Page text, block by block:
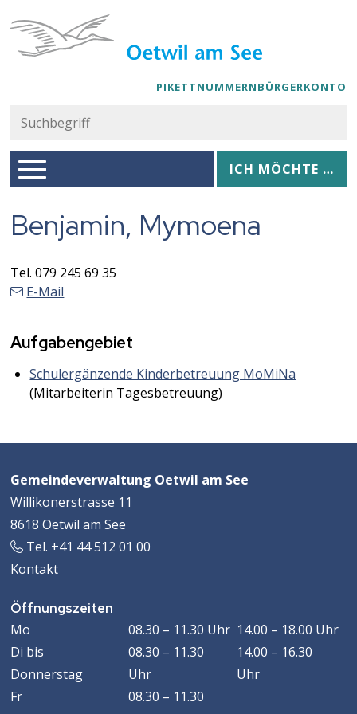
Navigieren in Oetwil am See
PIKETTNUMMERNBÜRGERKONTO
Suchbegriff
Hauptnavigation Ich möchte …
ICH MÖCHTE …
Benjamin, Mymoena
Tel. 079 245 69 35
E-Mail
Aufgabengebiet
Schulergänzende Kinderbetreuung MoMiNa
(Mitarbeiterin Tagesbetreuung)
Footer
Adresse
Gemeindeverwaltung Oetwil am See
Willikonerstrasse 11
8618 Oetwil am See
Tel. +41 44 512 01 00
Kontakt
Öffnungszeiten
Öffnungszeiten
WOCHENTAG VORMITTAG MACHMITTAG
Mo 08.30 – 11.30 Uhr 14.00 – 18.00 Uhr
Di bis
Donnerstag
08.30 – 11.30
Uhr
14.00 – 16.30
Uhr
Fr
08.30 – 11.30